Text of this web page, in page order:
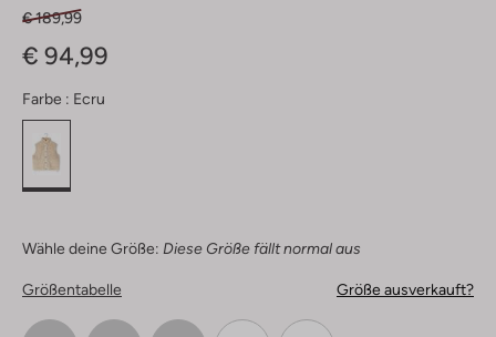
€ 189,99
€ 94,99
Farbe : Ecru
Wähle deine Größe: Diese Größe fällt normal aus
Größentabelle Größe ausverkauft?